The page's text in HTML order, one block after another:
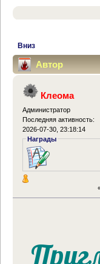
Вниз
Автор
"Мы всё успеем!"
Клеома
Администратор
Последняя активность:
2026-07-30, 23:18:14
Награды